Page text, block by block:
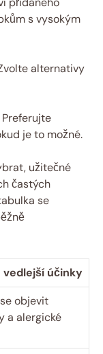
s vysokým
alternativy
Preferujte
je to možné.
užitečné
častých
se
vedlejší účinky
objevit
a alergické